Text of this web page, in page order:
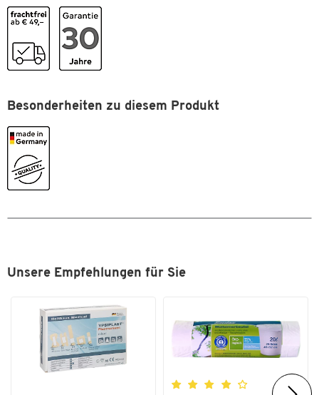
sondern für die kommenden Jahrzehnte.
Tiefe [mm]
Besonderheiten zu diesem Produkt
Unsere Empfehlungen für Sie